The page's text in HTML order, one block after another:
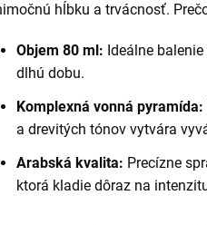
hĺbku a trvácnosť.
Objem 80 ml: Ideálne
dlhú dobu.
Komplexná vonná pyramída:
a drevitých tónov vytvára
Arabská kvalita: Precízne
ktorá kladie dôraz na